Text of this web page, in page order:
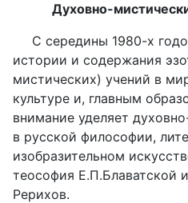
Духовно-
С середины 1980-х
истории и содержания
мистических) учений в
культуре и, главным
внимание уделяет
в русской философии,
изобразительном
теософия Е.П.Блаватской
Рерихов.